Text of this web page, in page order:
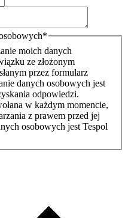
*
moich danych
ze złożonym
przez formularz
danych osobowych jest
odpowiedzi.
w każdym momencie,
z prawem przed jej
osobowych jest Tespol